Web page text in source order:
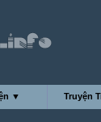
▼ Truyện